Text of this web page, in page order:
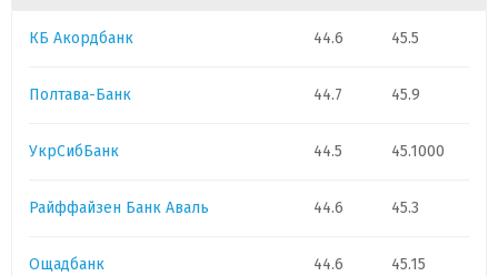
КБ Акордбанк 44.6 45.5
Полтава-Банк 44.7 45.9
УкрСибБанк 44.5 45.1000
Райффайзен Банк Аваль 44.6 45.3
Ощадбанк 44.6 45.15